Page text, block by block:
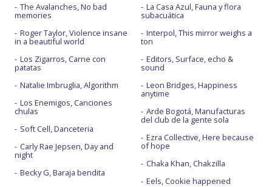
The Avalanches, No bad
memories
Roger Taylor, Violence insane
in a beautiful world
Los Zigarros, Carne con
patatas
Natalie Imbruglia, Algorithm
Los Enemigos, Canciones
chulas
Soft Cell, Danceteria
Carly Rae Jepsen, Day and
night
Becky G, Baraja bendita
La Casa Azul, Fauna y flora
subacuática
Interpol, This mirror weighs a
ton
Editors, Surface, echo &
sound
Leon Bridges, Happiness
anytime
Arde Bogotá, Manufacturas
del club de la gente sola
Ezra Collective, Here because
of hope
Chaka Khan, Chakzilla
Eels, Cookie happened